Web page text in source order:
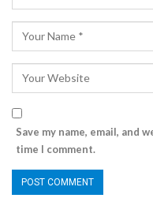
Save my name, email, and
time I comment.